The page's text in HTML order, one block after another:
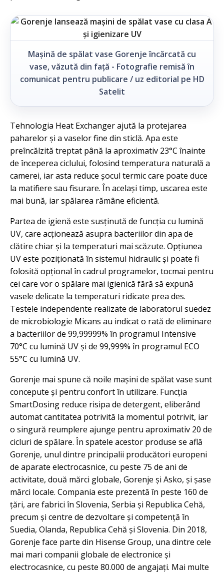
Mașină de spălat vase Gorenje încărcată cu
vase, văzută din față - Fotografie remisă în
comunicat pentru publicare / uz editorial pe HD
Satelit
Tehnologia Heat Exchanger ajută la protejarea
paharelor și a vaselor fine din sticlă. Apa este
preîncălzită treptat până la aproximativ 23°C înainte
de începerea ciclului, folosind temperatura naturală a
camerei, iar asta reduce șocul termic care poate duce
la matifiere sau fisurare. În același timp, uscarea este
mai bună, iar spălarea rămâne eficientă.
Partea de igienă este susținută de funcția cu lumină
UV, care acționează asupra bacteriilor din apa de
clătire chiar și la temperaturi mai scăzute. Opțiunea
UV este poziționată în sistemul hidraulic și poate fi
folosită opțional în cadrul programelor, tocmai pentru
cei care vor o spălare mai igienică fără să expună
vasele delicate la temperaturi ridicate prea des.
Testele independente realizate de laboratorul suedez
de microbiologie Micans au indicat o rată de eliminare
a bacteriilor de 99,99999% în programul Intensive
70°C cu lumină UV și de 99,999% în programul ECO
55°C cu lumină UV.
Gorenje mai spune că noile mașini de spălat vase sunt
concepute și pentru confort în utilizare. Funcția
SmartDosing reduce risipa de detergent, eliberând
automat cantitatea potrivită la momentul potrivit, iar
o singură reumplere ajunge pentru aproximativ 20 de
cicluri de spălare. În spatele acestor produse se află
Gorenje, unul dintre principalii producători europeni
de aparate electrocasnice, cu peste 75 de ani de
activitate, două mărci globale, Gorenje și Asko, și șase
mărci locale. Compania este prezentă în peste 160 de
țări, are fabrici în Slovenia, Serbia și Republica Cehă,
precum și centre de dezvoltare și competență în
Suedia, Olanda, Republica Cehă și Slovenia. Din 2018,
Gorenje face parte din Hisense Group, una dintre cele
mai mari companii globale de electronice și
electrocasnice, cu peste 80.000 de angajați. Mai multe